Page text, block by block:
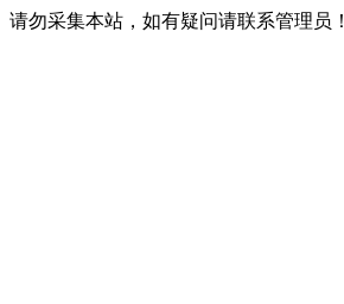
请勿采集本站，如有疑问请联系管理员！